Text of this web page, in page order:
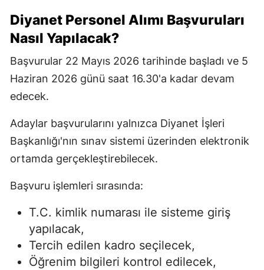
Diyanet Personel Alımı Başvuruları
Nasıl Yapılacak?
Başvurular 22 Mayıs 2026 tarihinde başladı ve 5
Haziran 2026 günü saat 16.30'a kadar devam
edecek.
Adaylar başvurularını yalnızca Diyanet İşleri
Başkanlığı'nın sınav sistemi üzerinden elektronik
ortamda gerçekleştirebilecek.
Başvuru işlemleri sırasında:
T.C. kimlik numarası ile sisteme giriş
yapılacak,
Tercih edilen kadro seçilecek,
Öğrenim bilgileri kontrol edilecek,